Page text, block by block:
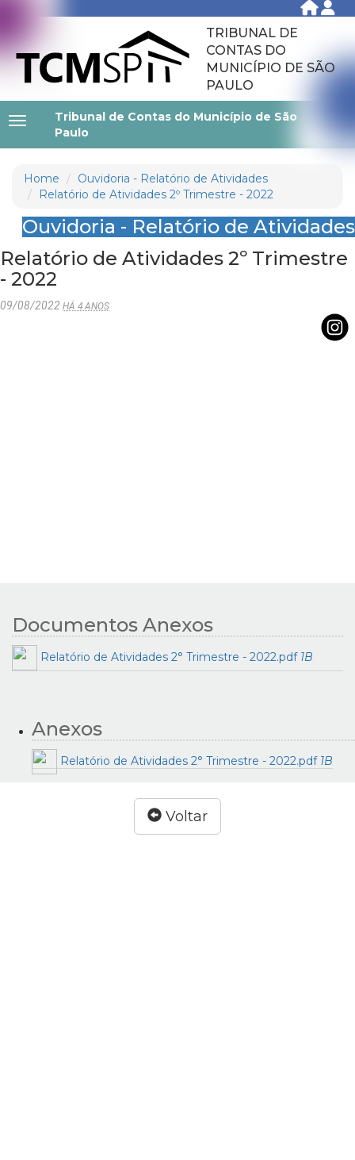
TRIBUNAL DE
CONTAS DO
MUNICÍPIO DE SÃO
PAULO
Tribunal de Contas do Município de São
Paulo
Home
Ouvidoria - Relatório de Atividades
Relatório de Atividades 2º Trimestre - 2022
Ouvidoria - Relatório de Atividades
Relatório de Atividades 2º Trimestre
- 2022
09/08/2022 HÁ 4 ANOS
Documentos Anexos
Relatório de Atividades 2° Trimestre - 2022.pdf 1B
Anexos
Relatório de Atividades 2° Trimestre - 2022.pdf 1B
Voltar